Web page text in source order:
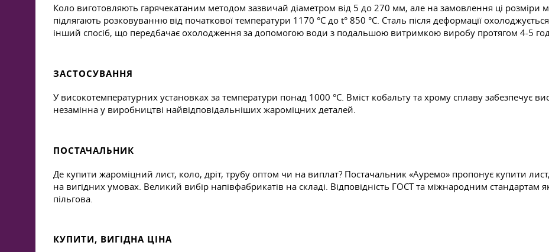
Коло виготовляють гарячекатаним методом зазвичай діаметром від 5 до 270 мм, але на замовлення ці розміри
підлягають розковуванню від початкової температури 1170 °C до t° 850 °C. Сталь після деформації охолоджується
інший спосіб, що передбачає охолодження за допомогою води з подальшою витримкою виробу протягом 4-5
ЗАСТОСУВАННЯ
У високотемпературних установках за температури понад 1000 °C. Вміст кобальту та хрому сплаву забезпечує
незамінна у виробництві найвідповідальніших жароміцних деталей.
ПОСТАЧАЛЬНИК
Де купити жароміцний лист, коло, дріт, трубу оптом чи на виплат? Постачальник «Ауремо» пропонує купити
на вигідних умовах. Великий вибір напівфабрикатів на складі. Відповідність ГОСТ та міжнародним стандартам
пільгова.
КУПИТИ, ВИГІДНА ЦІНА